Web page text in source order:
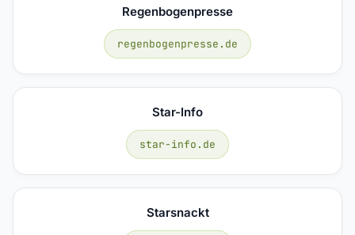
Regenbogenpresse
regenbogenpresse.de
Star-Info
star-info.de
Starsnackt